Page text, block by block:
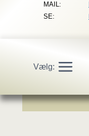
MAIL:
SE:
Vælg: